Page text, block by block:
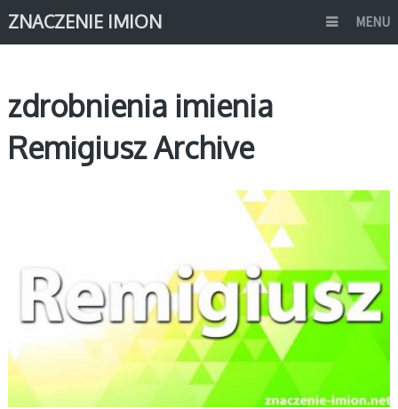
ZNACZENIE IMION MENU
zdrobnienia imienia
Remigiusz Archive